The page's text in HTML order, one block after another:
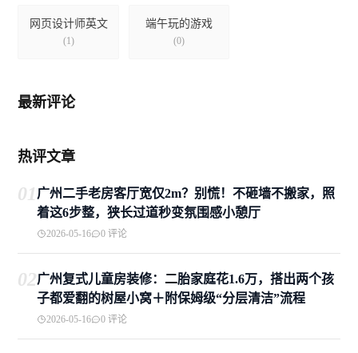
网页设计师英文
(1)
端午玩的游戏
(0)
最新评论
热评文章
01广州二手老房客厅宽仅2m？别慌！不砸墙不搬家，照
着这6步整，狭长过道秒变氛围感小憩厅
2026-05-16 0 评论
02广州复式儿童房装修：二胎家庭花1.6万，搭出两个孩
子都爱翻的树屋小窝＋附保姆级“分层清洁”流程
2026-05-16 0 评论